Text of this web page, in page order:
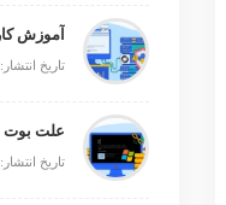
تاریخ انتشار: ۷ مرداد ۱۴۰۵
تاریخ انتشار: ۷ مرداد ۱۴۰۵